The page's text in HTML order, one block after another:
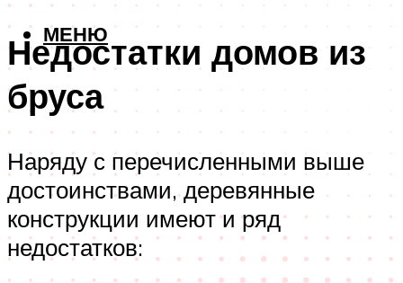
МЕНЮ
Недостатки домов из
бруса
Наряду с перечисленными выше
достоинствами, деревянные
конструкции имеют и ряд
недостатков: